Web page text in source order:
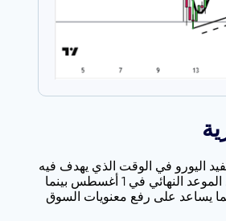
مايو. ويستفيد اليورو في الوقت الذي يهدف فيه
الاتحاد الأوروبي إلى وضع اللمسات الأخيرة على اتفاق تجاري مبدئي مع الولايات المتحدة هذا الأسبوع، حيث يسعى إلى الحفاظ على تعريفة جمركية بنسبة 10% بعد الموعد النهائي في 1 أغسطس بينما
مثل الطيران والكحول، مما يساعد على رفع معنويات السوق